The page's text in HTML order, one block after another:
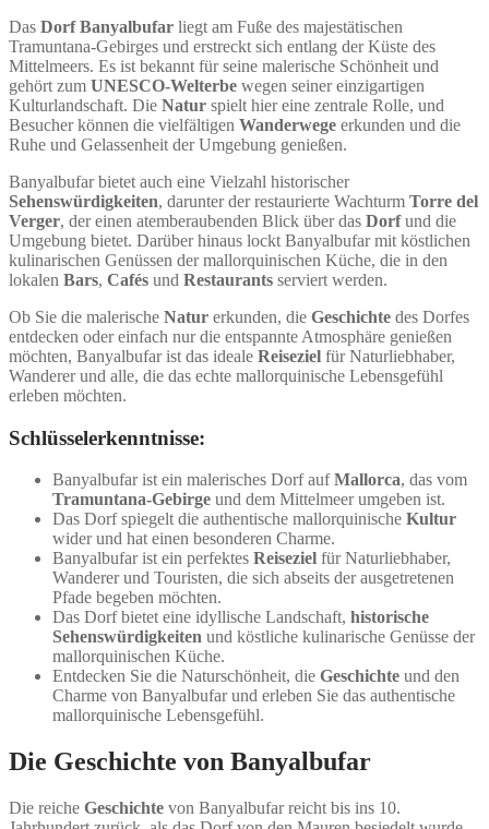
Das Dorf Banyalbufar liegt am Fuße des majestätischen
Tramuntana-Gebirges und erstreckt sich entlang der Küste des
Mittelmeers. Es ist bekannt für seine malerische Schönheit und
gehört zum UNESCO-Welterbe wegen seiner einzigartigen
Kulturlandschaft. Die Natur spielt hier eine zentrale Rolle, und
Besucher können die vielfältigen Wanderwege erkunden und die
Ruhe und Gelassenheit der Umgebung genießen.
Banyalbufar bietet auch eine Vielzahl historischer
Sehenswürdigkeiten, darunter der restaurierte Wachturm Torre del
Verger, der einen atemberaubenden Blick über das Dorfund die
Umgebung bietet. Darüber hinaus lockt Banyalbufar mit köstlichen
kulinarischen Genüssen der mallorquinischen Küche, die in den
lokalen Bars, Cafés und Restaurants serviert werden.
Ob Sie die malerische Natur erkunden, die Geschichte des Dorfes
entdecken oder einfach nur die entspannte Atmosphäre genießen
möchten, Banyalbufar ist das ideale Reiseziel für Naturliebhaber,
Wanderer und alle, die das echte mallorquinische Lebensgefühl
erleben möchten.
Schlüsselerkenntnisse:
Banyalbufar ist ein malerisches Dorf aufMallorca, das vom
Tramuntana-Gebirge und dem Mittelmeer umgeben ist.
Das Dorf spiegelt die authentische mallorquinische Kultur
wider und hat einen besonderen Charme.
Banyalbufar ist ein perfektes Reiseziel für Naturliebhaber,
Wanderer und Touristen, die sich abseits der ausgetretenen
Pfade begeben möchten.
Das Dorf bietet eine idyllische Landschaft, historische
Sehenswürdigkeiten und köstliche kulinarische Genüsse der
mallorquinischen Küche.
Entdecken Sie die Naturschönheit, die Geschichte und den
Charme von Banyalbufar und erleben Sie das authentische
mallorquinische Lebensgefühl.
Die Geschichte von Banyalbufar
Die reiche Geschichte von Banyalbufar reicht bis ins 10.